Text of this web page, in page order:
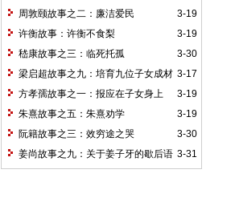
3-19
周敦颐故事之二：廉洁爱民
3-19
许衡故事：许衡不食梨
3-30
嵇康故事之三：临死托孤
3-17
梁启超故事之九：培育九位子女成材
的神奇“小妾”——王桂荃
3-19
方孝孺故事之一：报应在子女身上
3-19
朱熹故事之五：朱熹劝学
3-30
阮籍故事之三：效穷途之哭
3-31
姜尚故事之九：关于姜子牙的歇后语